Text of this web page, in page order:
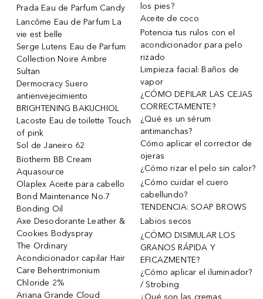
Prada Eau de Parfum Candy
Lancôme Eau de Parfum La
vie est belle
Serge Lutens Eau de Parfum
Collection Noire Ambre
Sultan
Dermocracy Suero
antienvejecimiento
BRIGHTENING BAKUCHIOL
Lacoste Eau de toilette Touch
of pink
Sol de Janeiro 62
Biotherm BB Cream
Aquasource
Olaplex Aceite para cabello
Bond Maintenance No.7
Bonding Oil
Axe Desodorante Leather &
Cookies Bodyspray
The Ordinary
Acondicionador capilar Hair
Care Behentrimonium
Chloride 2%
Ariana Grande Cloud
los pies?
Aceite de coco
Potencia tus rulos con el
acondicionador para pelo
rizado
Limpieza facial: Baños de
vapor
¿CÓMO DEPILAR LAS CEJAS
CORRECTAMENTE?
¿Qué es un sérum
antimanchas?
Cómo aplicar el corrector de
ojeras
¿Cómo rizar el pelo sin calor?
¿Cómo cuidar el cuero
cabellundo?
TENDENCIA: SOAP BROWS
Labios secos
¿CÓMO DISIMULAR LOS
GRANOS RÁPIDA Y
EFICAZMENTE?
¿Cómo aplicar el iluminador?
/ Strobing
¿Qué son las cremas